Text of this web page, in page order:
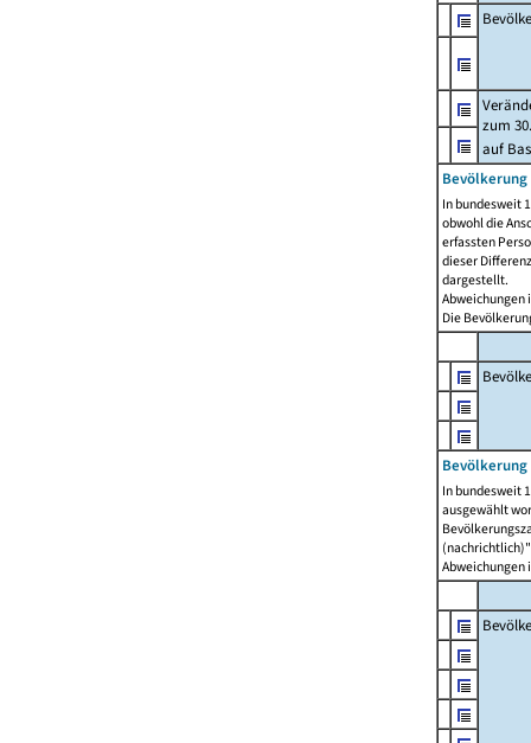
zum
auf
Bevölkerung
In bundesweit
obwohl die
erfassten
dieser
dargestellt.
Abweichungen
Die
In bundesweit
ausgewählt
Abweichungen